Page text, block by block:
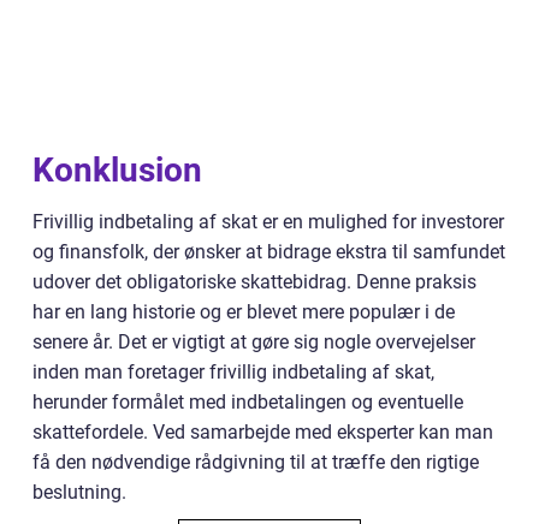
Konklusion
Frivillig indbetaling af skat er en mulighed for investorer
og finansfolk, der ønsker at bidrage ekstra til samfundet
udover det obligatoriske skattebidrag. Denne praksis
har en lang historie og er blevet mere populær i de
senere år. Det er vigtigt at gøre sig nogle overvejelser
inden man foretager frivillig indbetaling af skat,
herunder formålet med indbetalingen og eventuelle
skattefordele. Ved samarbejde med eksperter kan man
få den nødvendige rådgivning til at træffe den rigtige
beslutning.